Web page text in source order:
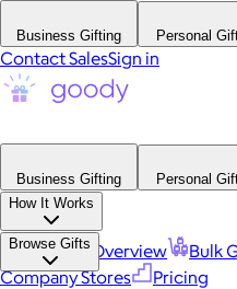
Business Gifting Personal
Contact SalesSign in
Business Gifting
Personal
How It Works
Platform Overview Bulk
Company Stores
Pricing
Browse Gifts